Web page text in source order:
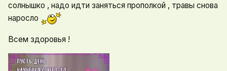
солнышко , надо идти заняться прополкой , травы снова
наросло
Всем здоровья !